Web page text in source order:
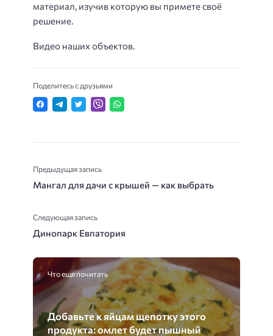
материал, изучив которую вы примете своё
решение.
Видео наших объектов.
Поделитесь с друзьями
Предыдущая запись
Мангал для дачи с крышей — как выбрать
Следующая запись
Динопарк Евпатория
Что еще почитать
Добавьте к яйцам щепотку этого
продукта: омлет будет пышный